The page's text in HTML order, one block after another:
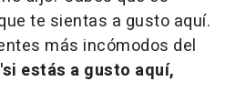
te sientas a gusto aquí.
más incómodos del
'si estás a gusto aquí,